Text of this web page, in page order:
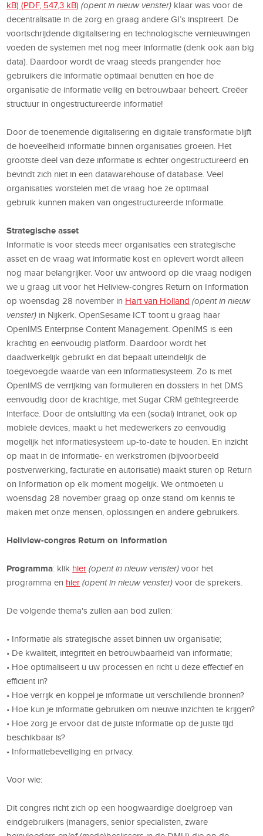
kB) (PDF, 547,3 kB) (opent in nieuw venster) klaar was voor de
decentralisatie in de zorg en graag andere GI’s inspireert. De
voortschrijdende digitalisering en technologische vernieuwingen
voeden de systemen met nog meer informatie (denk ook aan big
data). Daardoor wordt de vraag steeds prangender hoe
gebruikers die informatie optimaal benutten en hoe de
organisatie de informatie veilig en betrouwbaar beheert. Creëer
structuur in ongestructureerde informatie!
Door de toenemende digitalisering en digitale transformatie blijft
de hoeveelheid informatie binnen organisaties groeien. Het
grootste deel van deze informatie is echter ongestructureerd en
bevindt zich niet in een datawarehouse of database. Veel
organisaties worstelen met de vraag hoe ze optimaal
gebruik kunnen maken van ongestructureerde informatie.
Strategische asset
Informatie is voor steeds meer organisaties een strategische
asset en de vraag wat informatie kost en oplevert wordt alleen
nog maar belangrijker. Voor uw antwoord op die vraag nodigen
we u graag uit voor het Heliview-congres Return on Information
op woensdag 28 november in Hart van Holland (opent in nieuw
venster) in Nijkerk. OpenSesame ICT toont u graag haar
OpenIMS Enterprise Content Management. OpenIMS is een
krachtig en eenvoudig platform. Daardoor wordt het
daadwerkelijk gebruikt en dat bepaalt uiteindelijk de
toegevoegde waarde van een informatiesysteem. Zo is met
OpenIMS de verrijking van formulieren en dossiers in het DMS
eenvoudig door de krachtige, met Sugar CRM geïntegreerde
interface. Door de ontsluiting via een (social) intranet, ook op
mobiele devices, maakt u het medewerkers zo eenvoudig
mogelijk het informatiesysteem up-to-date te houden. En inzicht
op maat in de informatie- en werkstromen (bijvoorbeeld
postverwerking, facturatie en autorisatie) maakt sturen op Return
on Information op elk moment mogelijk. We ontmoeten u
woensdag 28 november graag op onze stand om kennis te
maken met onze mensen, oplossingen en andere gebruikers.
Heliview-congres Return on Information
Programma: klik hier (opent in nieuw venster) voor het
programma en hier (opent in nieuw venster) voor de sprekers.
De volgende thema's zullen aan bod zullen:
• Informatie als strategische asset binnen uw organisatie;
• De kwaliteit, integriteit en betrouwbaarheid van informatie;
• Hoe optimaliseert u uw processen en richt u deze effectief en
efficiënt in?
• Hoe verrijk en koppel je informatie uit verschillende bronnen?
• Hoe kun je informatie gebruiken om nieuwe inzichten te krijgen?
• Hoe zorg je ervoor dat de juiste informatie op de juiste tijd
beschikbaar is?
• Informatiebeveiliging en privacy.
Voor wie:
Dit congres richt zich op een hoogwaardige doelgroep van
eindgebruikers (managers, senior specialisten, zware